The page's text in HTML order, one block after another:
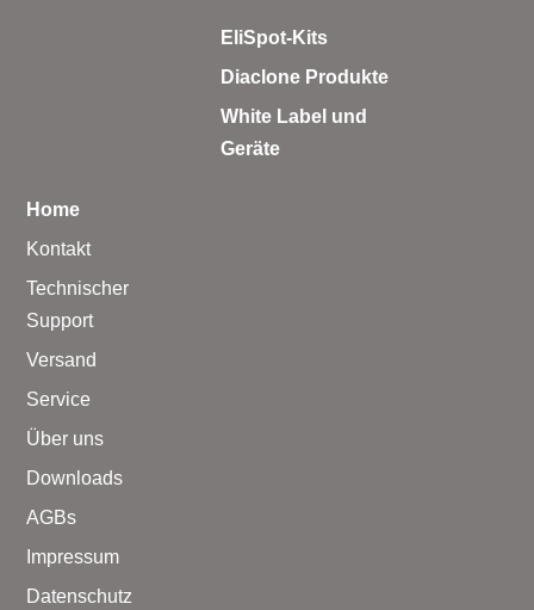
EliSpot-Kits
Diaclone Produkte
White Label und
Geräte
Home
Kontakt
Technischer
Support
Versand
Service
Über uns
Downloads
AGBs
Impressum
Datenschutz